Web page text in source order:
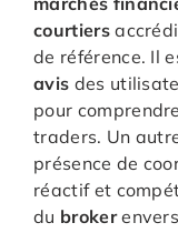
courtiers
de référence. Il
avis des
pour
traders. Un
présence de
réactif et
du broker